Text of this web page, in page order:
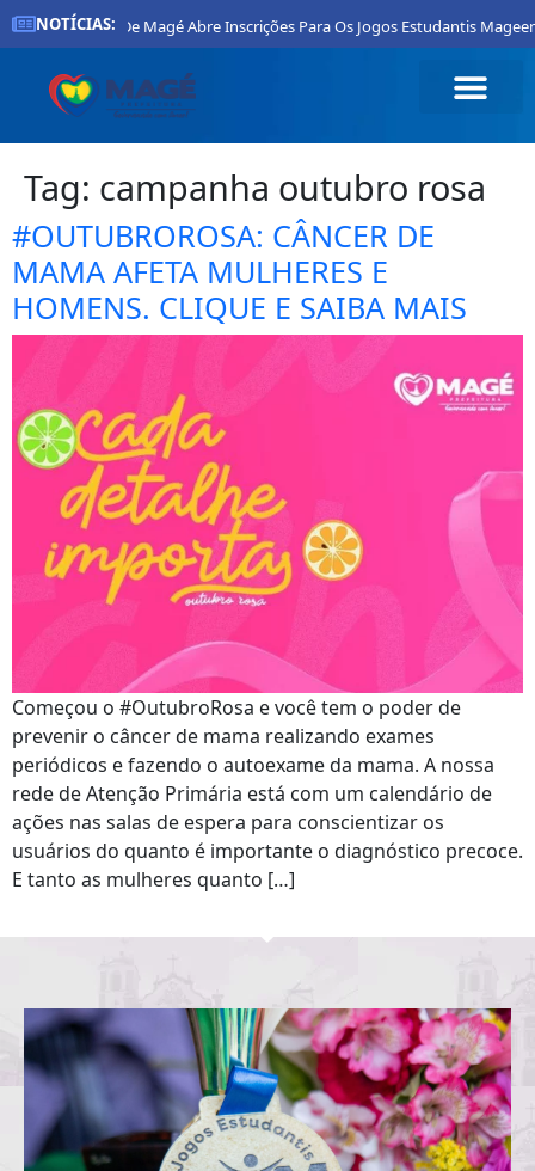
NOTÍCIAS:
Prefeitura De Magé Abre Inscrições Para Os Jogos Estudantis
Tag: campanha outubro rosa
#OUTUBROROSA: CÂNCER DE
MAMA AFETA MULHERES E
HOMENS. CLIQUE E SAIBA MAIS
Começou o #OutubroRosa e você tem o poder de
prevenir o câncer de mama realizando exames
periódicos e fazendo o autoexame da mama. A nossa
rede de Atenção Primária está com um calendário de
ações nas salas de espera para conscientizar os
usuários do quanto é importante o diagnóstico precoce.
E tanto as mulheres quanto […]